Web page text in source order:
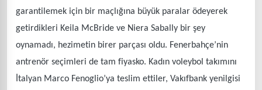
garantilemek için bir maçlığına büyük paralar ödeyerek
getirdikleri Keila McBride ve Niera Sabally bir şey
oynamadı, hezimetin birer parçası oldu. Fenerbahçe’nin
antrenör seçimleri de tam fiyasko. Kadın voleybol takımını
İtalyan Marco Fenoglio’ya teslim ettiler, Vakıfbank yenilgisi